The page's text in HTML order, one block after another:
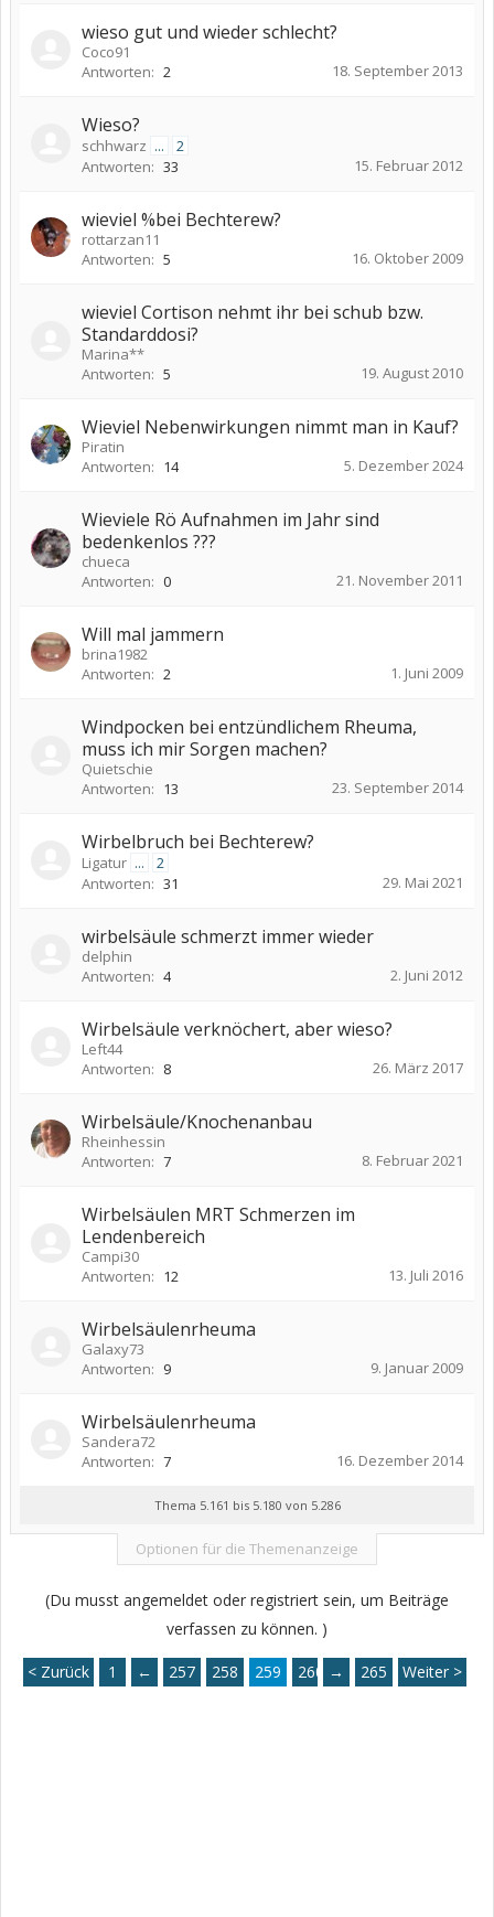
wieso gut und wieder schlecht?
Coco91
Antworten: 2 18. September 2013
Wieso?
schhwarz ...
2
Antworten: 33 15. Februar 2012
wieviel %bei Bechterew?
rottarzan11
Antworten: 5 16. Oktober 2009
wieviel Cortison nehmt ihr bei schub bzw.
Standarddosi?
Marina**
Antworten: 5 19. August 2010
Wieviel Nebenwirkungen nimmt man in Kauf?
Piratin
Antworten: 14 5. Dezember 2024
Wieviele Rö Aufnahmen im Jahr sind
bedenkenlos ???
chueca
Antworten: 0 21. November 2011
Will mal jammern
brina1982
Antworten: 2 1. Juni 2009
Windpocken bei entzündlichem Rheuma,
muss ich mir Sorgen machen?
Quietschie
Antworten: 13 23. September 2014
Wirbelbruch bei Bechterew?
Ligatur ...
2
Antworten: 31 29. Mai 2021
wirbelsäule schmerzt immer wieder
delphin
Antworten: 4 2. Juni 2012
Wirbelsäule verknöchert, aber wieso?
Left44
Antworten: 8 26. März 2017
Wirbelsäule/Knochenanbau
Rheinhessin
Antworten: 7 8. Februar 2021
Wirbelsäulen MRT Schmerzen im
Lendenbereich
Campi30
Antworten: 12 13. Juli 2016
Wirbelsäulenrheuma
Galaxy73
Antworten: 9 9. Januar 2009
Wirbelsäulenrheuma
Sandera72
Antworten: 7 16. Dezember 2014
Thema 5.161 bis 5.180 von 5.286
Optionen für die Themenanzeige
(Du musst angemeldet oder registriert sein, um Beiträge
verfassen zu können. )
< Zurück 1 ← 257 258 259 260 261
→ 265 Weiter >